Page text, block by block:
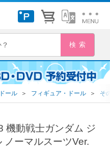
ール ＞ フィギュア・ドール ＞ そ
機動戦士ガンダム ジ
ノーマルスーツVer.